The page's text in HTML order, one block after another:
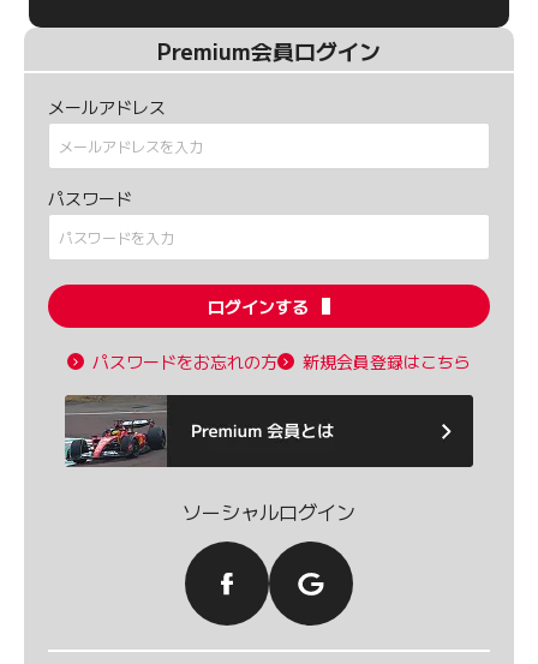
Premium会員ログイン
メールアドレス
パスワード
ログインする
パスワードをお忘れの方 新規会員登録はこちら
ソーシャルログイン